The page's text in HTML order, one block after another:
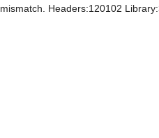
mismatch. Headers:120102